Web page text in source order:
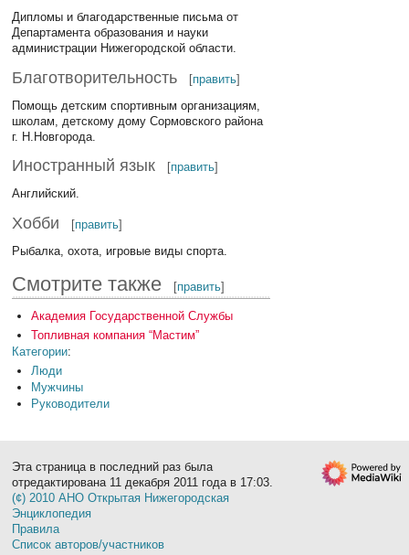
Дипломы и благодарственные письма от
Департамента образования и науки
администрации Нижегородской области.
Благотворительность [править]
Помощь детским спортивным организациям,
школам, детскому дому Сормовского района
г. Н.Новгорода.
Иностранный язык [править]
Английский.
Хобби [править]
Рыбалка, охота, игровые виды спорта.
Смотрите также [править]
Академия Государственной Службы
Топливная компания “Мастим”
Категории:
Люди
Мужчины
Руководители
Эта страница в последний раз была
отредактирована 11 декабря 2011 года в 17:03.
(¢) 2010 АНО Открытая Нижегородская
Энциклопедия
Правила
Список авторов/участников